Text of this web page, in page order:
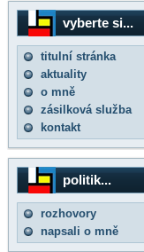
vyberte si...
titulní stránka
aktuality
o mně
zásilková služba
kontakt
politik...
rozhovory
napsali o mně